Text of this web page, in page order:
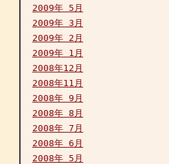
2009年 5月
2009年 3月
2009年 2月
2009年 1月
2008年12月
2008年11月
2008年 9月
2008年 8月
2008年 7月
2008年 6月
2008年 5月